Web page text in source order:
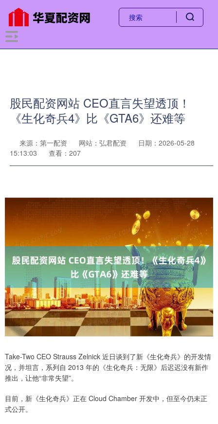
股民配资网站 CEO直言失望透顶！
《生化奇兵4》比《GTA6》还难等
来源：第一配资 网站：弘君配资
日期：2026-05-28
15:13:03
查看：207
Take-Two CEO Strauss Zelnick 近日谈到了新《生化奇兵》的开发情
况，并坦言，系列自 2013 年的《生化奇兵：无限》后迟迟没有新作
推出，让他“非常失望”。
目前，新《生化奇兵》正在 Cloud Chamber 开发中，但至今仍未正
式公开。